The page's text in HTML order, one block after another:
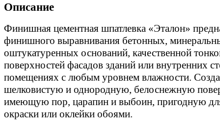
Описание
Финишная цементная шпатлевка «Эталон»
финишного выравнивания бетонных,
оштукатуренных оснований, качественной
поверхностей фасадов зданий или внутренних
помещениях с любым уровнем влажности.
шелковистую и однородную, белоснежную
имеющую пор, царапин и выбоин, пригодную
окраски или оклейки обоями.